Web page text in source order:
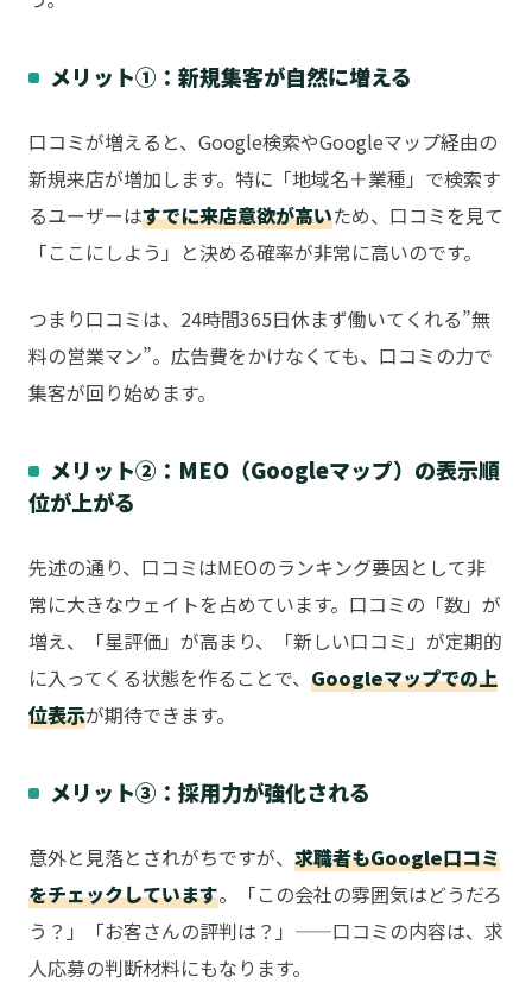
メリット①：新規集客が自然に増える
口コミが増えると、Google検索やGoogleマップ経由の
新規来店が増加します。特に「地域名＋業種」で検索す
るユーザーはすでに来店意欲が高いため、口コミを見て
「ここにしよう」と決める確率が非常に高いのです。
つまり口コミは、24時間365日休まず働いてくれる”無
料の営業マン”。広告費をかけなくても、口コミの力で
集客が回り始めます。
メリット②：MEO（Googleマップ）の表示順
位が上がる
先述の通り、口コミはMEOのランキング要因として非
常に大きなウェイトを占めています。口コミの「数」が
増え、「星評価」が高まり、「新しい口コミ」が定期的
に入ってくる状態を作ることで、 Googleマップでの上
位表示が期待できます。
メリット③：採用力が強化される
意外と見落とされがちですが、 求職者もGoogle口コミ
をチェックしています。「この会社の雰囲気はどうだろ
う？」「お客さんの評判は？」——口コミの内容は、求
人応募の判断材料にもなります。